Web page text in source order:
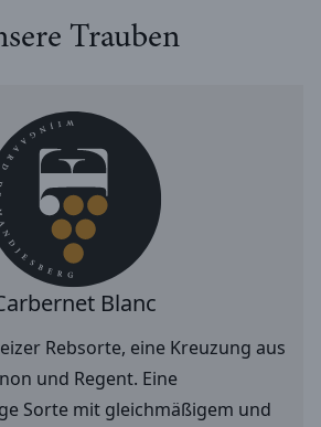
Trauben
Blanc
Rebsorte, eine Kreuzung aus
und Regent. Eine
Sorte mit gleichmäßigem und